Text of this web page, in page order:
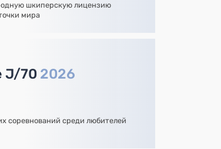
шкиперскую лицензию
мира
J/70 2026
соревнований среди любителей